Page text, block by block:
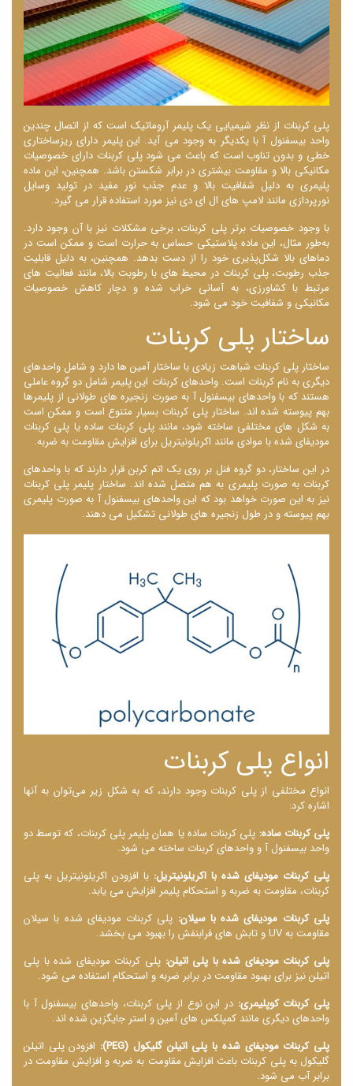
پلی کربنات از نظر شیمیایی یک پلیمر آروماتیک است که از اتصال چندین
واحد بیسفنول آ با یکدیگر به وجود می ‌آید. این پلیمر دارای ریزساختاری
خطی و بدون تناوب است که باعث می ‌شود پلی کربنات دارای خصوصیات
مکانیکی بالا و مقاومت بیشتری در برابر شکستن باشد. همچنین، این ماده
پلیمری به دلیل شفافیت بالا و عدم جذب نور مفید در تولید وسایل
نورپردازی مانند لامپ‌ های ال ای دی نیز مورد استفاده قرار می‌ گیرد.
با وجود خصوصیات برتر پلی کربنات، برخی مشکلات نیز با آن وجود دارد.
به‌طور مثال، این ماده پلاستیکی حساس به حرارت است و ممکن است در
دماهای بالا شکل‌پذیری خود را از دست بدهد. همچنین، به دلیل قابلیت
جذب رطوبت، پلی کربنات در محیط ‌های با رطوبت بالا، مانند فعالیت های
مرتبط با کشاورزی، به آسانی خراب شده و دچار کاهش خصوصیات
مکانیکی و شفافیت خود می ‌شود.
ساختار پلی کربنات
ساختار پلی کربنات شباهت زیادی با ساختار آمین ها دارد و شامل واحدهای
دیگری به نام کربنات است. واحدهای کربنات این پلیمر شامل دو گروه عاملی
هستند که با واحدهای بیسفنول آ به صورت زنجیره‌ های طولانی از پلیمرها
بهم پیوسته شده‌ اند. ساختار پلی کربنات بسیار متنوع است و ممکن است
به شکل های مختلفی ساخته شود، مانند پلی کربنات ساده یا پلی کربنات
مودیفای شده با موادی مانند اکریلونیتریل برای افزایش مقاومت به ضربه.
در این ساختار، دو گروه فنل بر روی یک اتم کربن قرار دارند که با واحدهای
کربنات به صورت پلیمری به هم متصل شده ‌اند. ساختار پلیمر پلی کربنات
نیز به این صورت خواهد بود که این واحدهای بیسفنول آ به صورت پلیمری
بهم پیوسته و در طول زنجیره‌ های طولانی تشکیل می ‌دهند.
انواع پلی کربنات
انواع مختلفی از پلی کربنات وجود دارند، که به شکل زیر می‌توان به آنها
اشاره کرد:
پلی کربنات ساده: پلی کربنات ساده یا همان پلیمر پلی کربنات، که توسط دو
واحد بیسفنول آ و واحدهای کربنات ساخته می ‌شود.
پلی کربنات مودیفای شده با اکریلونیتریل: با افزودن اکریلونیتریل به پلی
کربنات، مقاومت به ضربه و استحکام پلیمر افزایش می ‌یابد.
پلی کربنات مودیفای شده با سیلان: پلی کربنات مودیفای شده با سیلان
مقاومت به UV و تابش‌ های فرابنفش را بهبود می ‌بخشد.
پلی کربنات مودیفای شده با پلی‌ اتیلن: پلی کربنات مودیفای شده با پلی‌
اتیلن نیز برای بهبود مقاومت در برابر ضربه و استحکام استفاده می ‌شود.
پلی کربنات کوپلیمری: در این نوع از پلی کربنات، واحدهای بیسفنول آ با
واحدهای دیگری مانند کمپلکس‌ های آمین و استر جایگزین شده ‌اند.
پلی کربنات مودیفای شده با پلی‌ اتیلن گلیکول (PEG):
افزودن پلی‌ اتیلن
گلیکول به پلی کربنات باعث افزایش مقاومت به ضربه و افزایش مقاومت در
برابر آب می ‌شود.